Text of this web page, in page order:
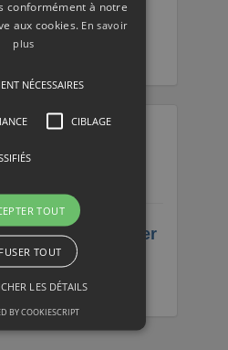
?
pour un vitrier
?
conformément à notre
aux cookies. En savoir
plus
NÉCESSAIRES
CIBLAGE
TOUT
TOUT
LES DÉTAILS
BY COOKIESCRIPT